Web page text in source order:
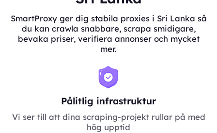
SmartProxy ger dig stabila proxies i Sri Lanka så
du kan crawla snabbare, scrapa smidigare,
bevaka priser, verifiera annonser och mycket
mer.
Pålitlig infrastruktur
Vi ser till att dina scraping-projekt rullar på med
hög upptid